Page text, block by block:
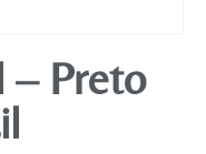
– Preto